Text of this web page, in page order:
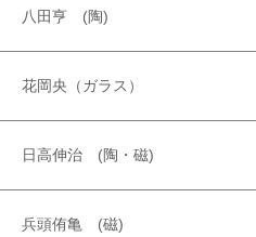
八田亨 (陶)
花岡央（ガラス）
日高伸治 (陶・磁)
兵頭侑亀 (磁)